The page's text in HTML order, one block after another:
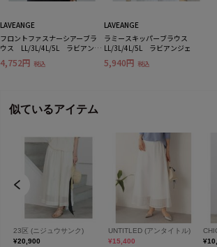
LAVEANGE
フロントファスナーシアーブラ
ウス LL/3L/4L/5L ラビアンジ
ェ
4,752円 税込
LAVEANGE
ラミースキッパーブラウス
LL/3L/4L/5L ラビアンジェ
5,940円 税込